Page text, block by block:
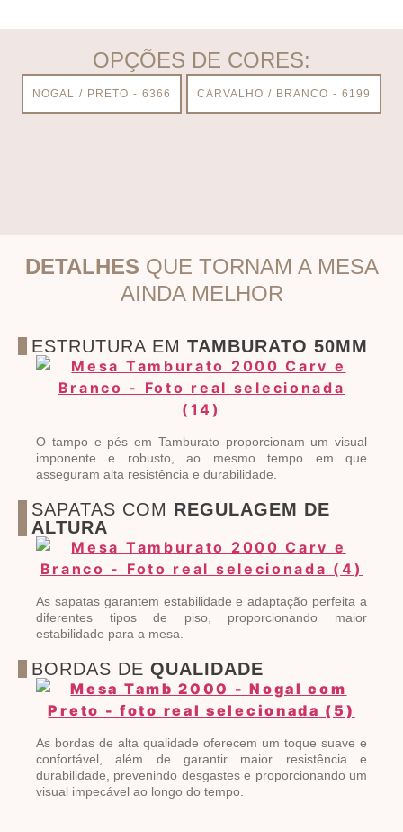
OPÇÕES DE CORES:
NOGAL / PRETO - 6366 CARVALHO / BRANCO - 6199
DETALHES QUE TORNAM A MESA
AINDA MELHOR
ESTRUTURA EM TAMBURATO 50MM
O tampo e pés em Tamburato proporcionam um visual
imponente e robusto, ao mesmo tempo em que
asseguram alta resistência e durabilidade.
SAPATAS COM REGULAGEM DE
ALTURA
As sapatas garantem estabilidade e adaptação perfeita a
diferentes tipos de piso, proporcionando maior
estabilidade para a mesa.
BORDAS DE QUALIDADE
As bordas de alta qualidade oferecem um toque suave e
confortável, além de garantir maior resistência e
durabilidade, prevenindo desgastes e proporcionando um
visual impecável ao longo do tempo.